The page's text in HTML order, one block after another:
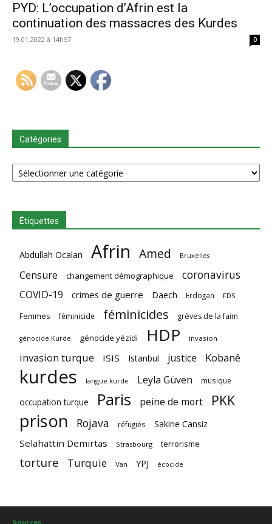
​​​​​​​PYD: L’occupation d’Afrin est la
continuation des massacres des Kurdes
19.01.2022 à 14h57 0
Catégories
Catégories
Étiquettes
Abdullah Ocalan Afrin Amed Bruxelles
Censure changement démographique coronavirus
COVID-19 crimes de guerre Daech Erdogan FDS
Femmes féminicide féminicides grèves de la faim
génocide Kurde génocide yézidi HDP invasion
invasion turque ISIS Istanbul justice Kobanê
kurdes langue kurde Leyla Güven musique
occupation turque Paris peine de mort PKK
prison Rojava réfugiés Sakine Cansiz
Selahattin Demirtas Strasbourg terrorisme
torture Turquie Van YPJ écocide
Sources